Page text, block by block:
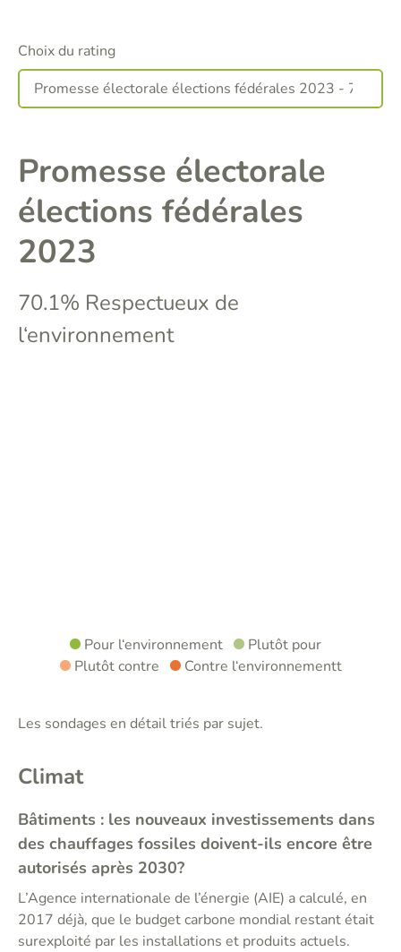
Choix du rating
Promesse électorale
élections fédérales
2023
70.1% Respectueux de
l‘environnement
Pour l‘environnement
Plutôt pour
Plutôt contre
Contre l‘environnementt
Les sondages en détail triés par sujet.
Climat
Bâtiments : les nouveaux investissements dans
des chauffages fossiles doivent-ils encore être
autorisés après 2030?
L’Agence internationale de l’énergie (AIE) a calculé, en
2017 déjà, que le budget carbone mondial restant était
surexploité par les installations et produits actuels.